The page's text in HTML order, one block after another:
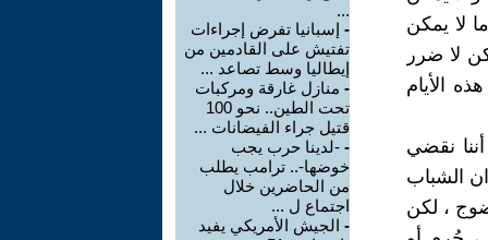
لا يمكن
لا ضرر
الأيام
نقضي
الشباب
، لكن
...
- إسبانيا تفرض إجراءات
تفتيش على القادمين من
إيطاليا وسط تصاعد ...
- منازل غارقة ومركبات
تحت الطين.. نحو 100
قتيل جراء الفيضانات ...
- -لدينا حرب يجب
خوضها-.. ترامب يطلب
من الحاضرين خلال
اجتماع ل ...
- الجيش الأمريكي يفيد